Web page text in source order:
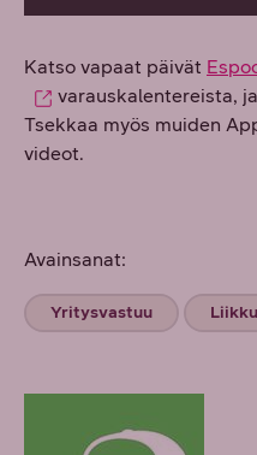
Katso vapaat päivät
varauskalentereista,
Tsekkaa myös muiden
videot.
Avainsanat:
Yritysvastuu